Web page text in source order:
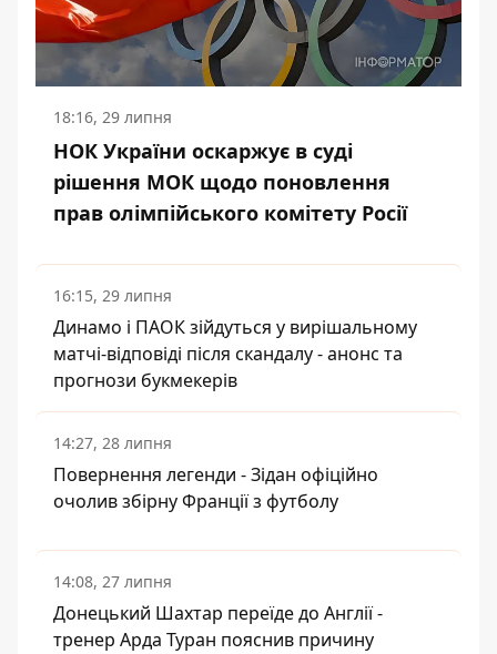
18:16, 29 липня
НОК України оскаржує в суді
рішення МОК щодо поновлення
прав олімпійського комітету Росії
16:15, 29 липня
Динамо і ПАОК зійдуться у вирішальному
матчі-відповіді після скандалу - анонс та
прогнози букмекерів
14:27, 28 липня
Повернення легенди - Зідан офіційно
очолив збірну Франції з футболу
14:08, 27 липня
Донецький Шахтар переїде до Англії -
тренер Арда Туран пояснив причину